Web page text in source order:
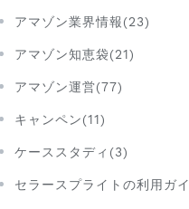
アマゾン業界情報(23)
アマゾン知恵袋(21)
アマゾン運営(77)
キャンペン(11)
ケーススタディ(3)
セラースプライトの利用ガ